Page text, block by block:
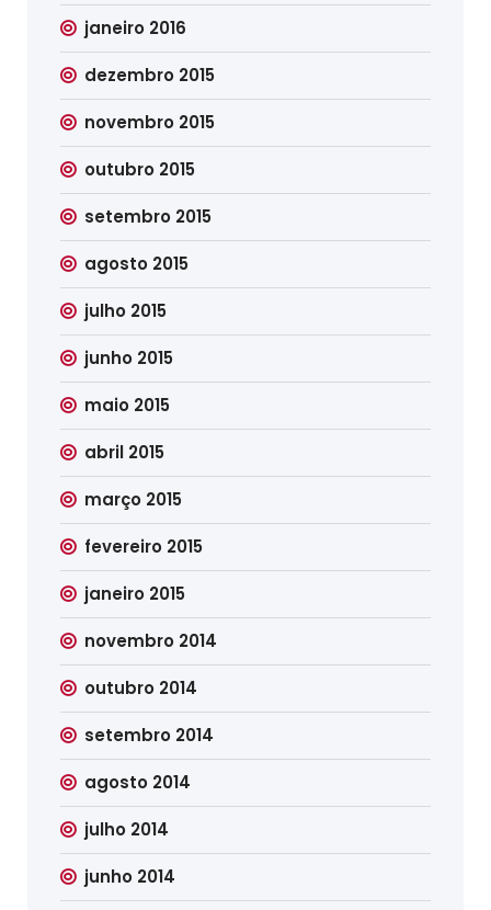
janeiro 2016
dezembro 2015
novembro 2015
outubro 2015
setembro 2015
agosto 2015
julho 2015
junho 2015
maio 2015
abril 2015
março 2015
fevereiro 2015
janeiro 2015
novembro 2014
outubro 2014
setembro 2014
agosto 2014
julho 2014
junho 2014